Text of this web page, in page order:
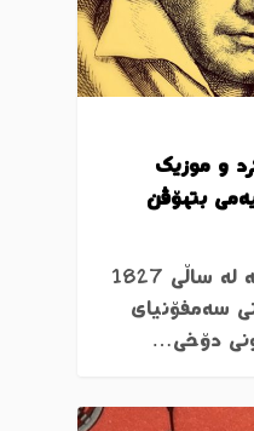
و موزیك
بتهۆڤن
لۆدفیگ ڤان بتهۆڤن، كە لە ساڵی 1827
سەمفۆنیای
دۆخی…